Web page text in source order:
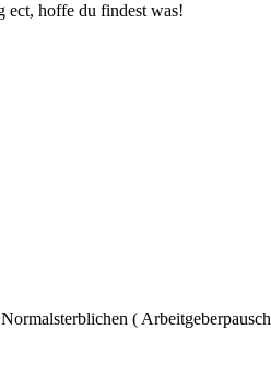
ect, hoffe du findest was!
(